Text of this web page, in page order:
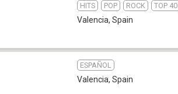
HITS POP ROCK TOP 40
Valencia, Spain
ESPAÑOL
Valencia, Spain